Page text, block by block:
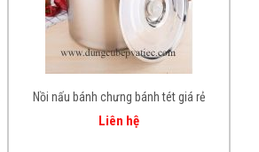
Nồi nấu bánh chưng bánh tét giá rẻ
Liên hệ